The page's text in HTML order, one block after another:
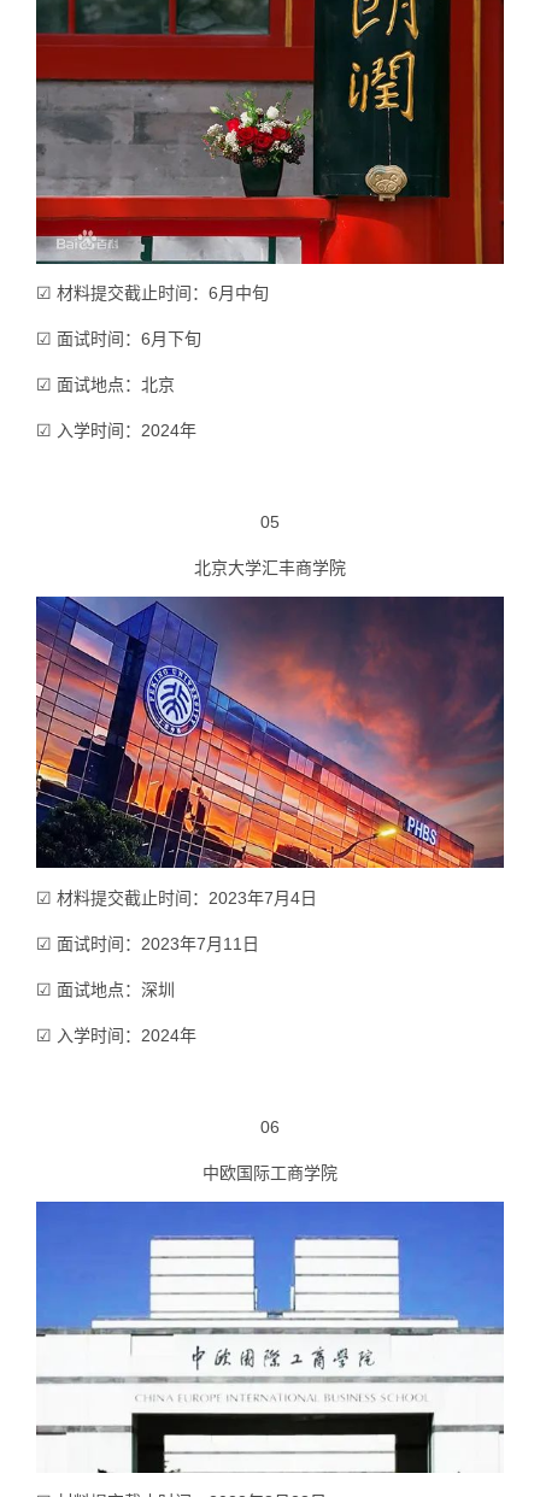
☑ 材料提交截止时间：6月中旬
☑ 面试时间：6月下旬
☑ 面试地点：北京
☑ 入学时间：2024年
05
北京大学汇丰商学院
☑ 材料提交截止时间：2023年7月4日
☑ 面试时间：2023年7月11日
☑ 面试地点：深圳
☑ 入学时间：2024年
06
中欧国际工商学院